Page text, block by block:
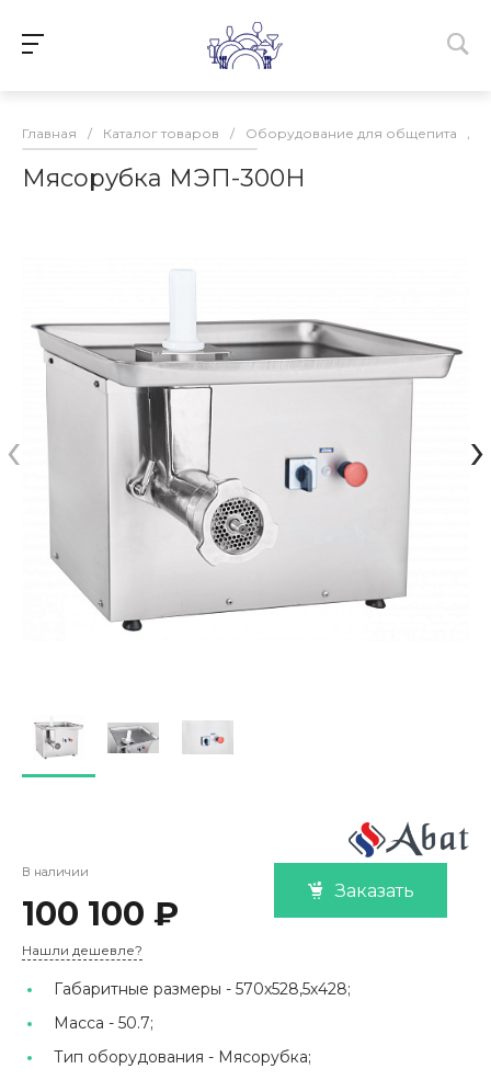
Главная / Каталог товаров / Оборудование для общепита /
Мясорубка МЭП-300Н
‹ ›
В наличии
100 100 ₽
Заказать
Нашли дешевле?
Габаритные размеры - 570х528,5х428;
Масса - 50.7;
Тип оборудования - Мясорубка;